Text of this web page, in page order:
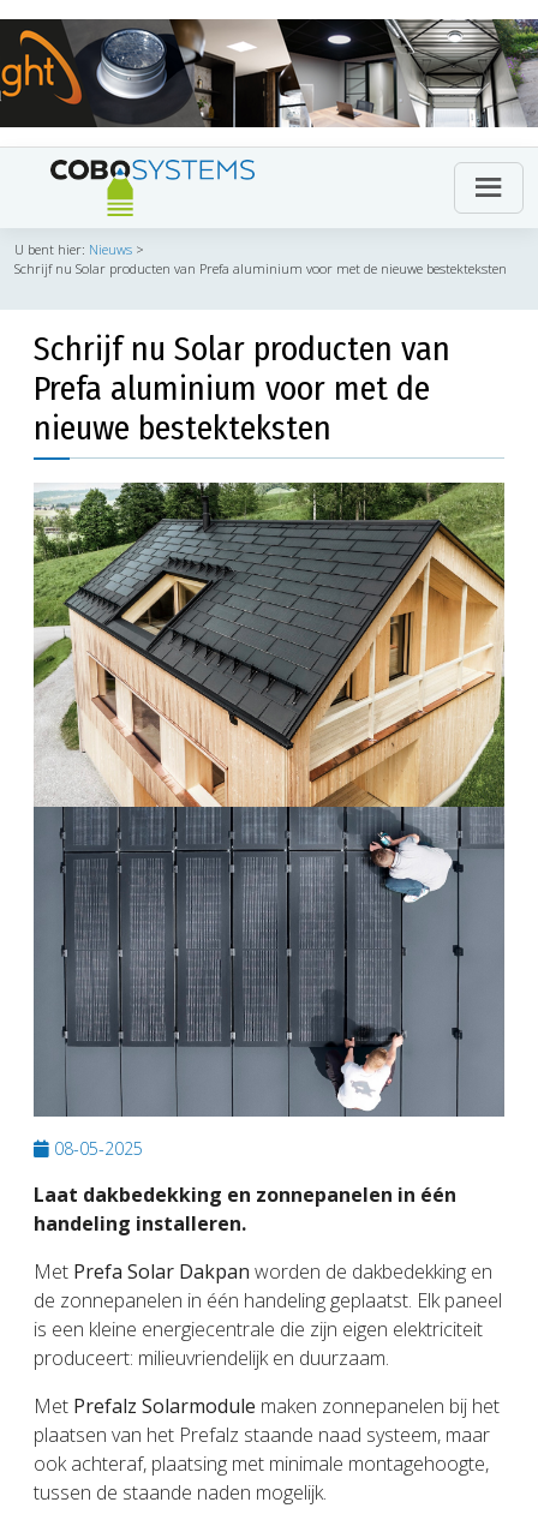
U bent hier: Nieuws >
Schrijf nu Solar producten van Prefa aluminium voor met de nieuwe bestekteksten
Schrijf nu Solar producten van
Prefa aluminium voor met de
nieuwe bestekteksten
08-05-2025
Laat dakbedekking en zonnepanelen in één
handeling installeren.
Met Prefa Solar Dakpan worden de dakbedekking en
de zonnepanelen in één handeling geplaatst. Elk paneel
is een kleine energiecentrale die zijn eigen elektriciteit
produceert: milieuvriendelijk en duurzaam.
Met Prefalz Solarmodule maken zonnepanelen bij het
plaatsen van het Prefalz staande naad systeem, maar
ook achteraf, plaatsing met minimale montagehoogte,
tussen de staande naden mogelijk.